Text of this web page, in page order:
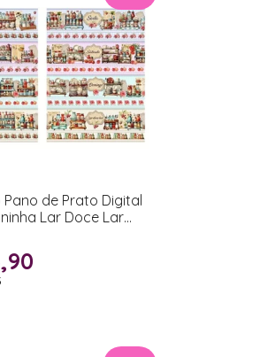
de Prato Digital
Lar Doce Lar